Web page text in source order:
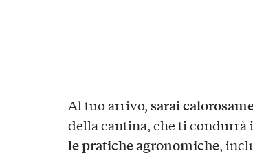
Al tuo arrivo,sarai
della cantina, che ti condurrà
le pratiche agronomiche,